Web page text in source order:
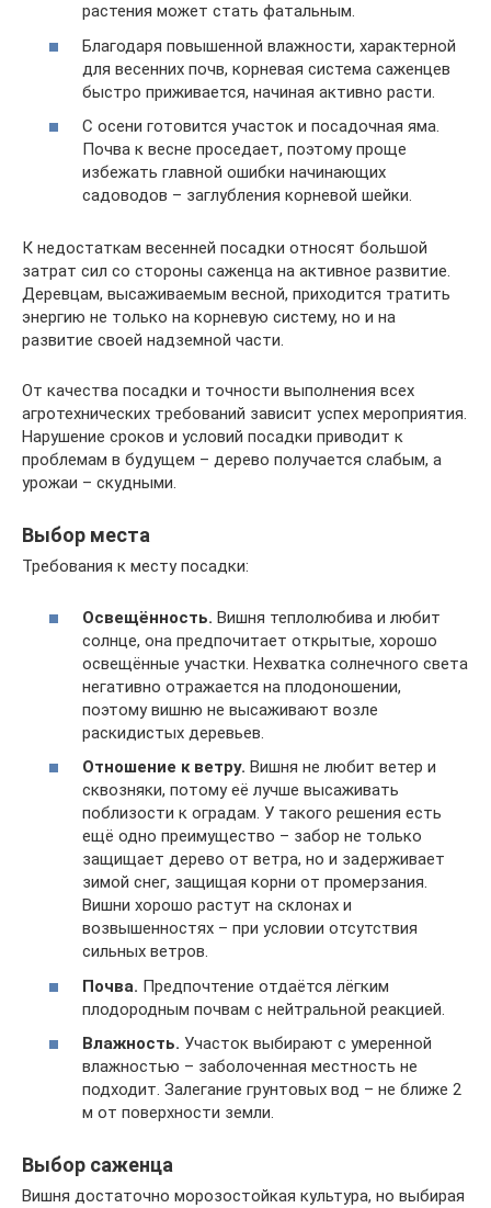
растения может стать фатальным.
Благодаря повышенной влажности, характерной
для весенних почв, корневая система саженцев
быстро приживается, начиная активно расти.
С осени готовится участок и посадочная яма.
Почва к весне проседает, поэтому проще
избежать главной ошибки начинающих
садоводов – заглубления корневой шейки.
К недостаткам весенней посадки относят большой
затрат сил со стороны саженца на активное развитие.
Деревцам, высаживаемым весной, приходится тратить
энергию не только на корневую систему, но и на
развитие своей надземной части.
От качества посадки и точности выполнения всех
агротехнических требований зависит успех мероприятия.
Нарушение сроков и условий посадки приводит к
проблемам в будущем – дерево получается слабым, а
урожаи – скудными.
Выбор места
Требования к месту посадки:
Освещённость. Вишня теплолюбива и любит
солнце, она предпочитает открытые, хорошо
освещённые участки. Нехватка солнечного света
негативно отражается на плодоношении,
поэтому вишню не высаживают возле
раскидистых деревьев.
Отношение к ветру. Вишня не любит ветер и
сквозняки, потому её лучше высаживать
поблизости к оградам. У такого решения есть
ещё одно преимущество – забор не только
защищает дерево от ветра, но и задерживает
зимой снег, защищая корни от промерзания.
Вишни хорошо растут на склонах и
возвышенностях – при условии отсутствия
сильных ветров.
Почва. Предпочтение отдаётся лёгким
плодородным почвам с нейтральной реакцией.
Влажность. Участок выбирают с умеренной
влажностью – заболоченная местность не
подходит. Залегание грунтовых вод – не ближе 2
м от поверхности земли.
Выбор саженца
Вишня достаточно морозостойкая культура, но выбирая